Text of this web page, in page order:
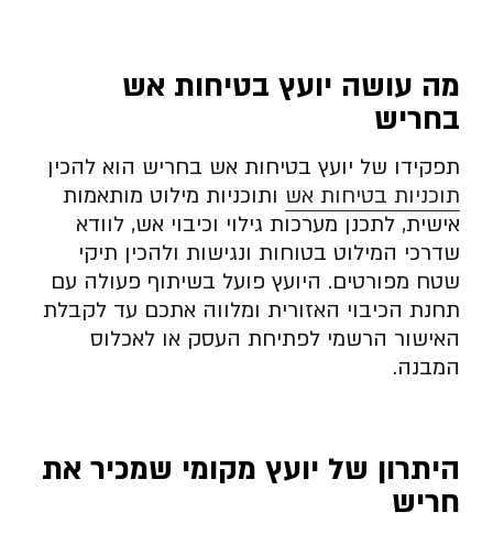
מה עושה יועץ בטיחות אש
בחריש
תפקידו של יועץ בטיחות אש בחריש הוא להכין
תוכניות בטיחות אש ותוכניות מילוט מותאמות
אישית, לתכנן מערכות גילוי וכיבוי אש, לוודא
שדרכי המילוט בטוחות ונגישות ולהכין תיקי
שטח מפורטים. היועץ פועל בשיתוף פעולה עם
תחנת הכיבוי האזורית ומלווה אתכם עד לקבלת
האישור הרשמי לפתיחת העסק או לאכלוס
המבנה.
היתרון של יועץ מקומי שמכיר את
חריש